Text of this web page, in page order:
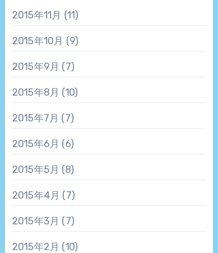
2015年11月 (11)
2015年10月 (9)
2015年9月 (7)
2015年8月 (10)
2015年7月 (7)
2015年6月 (6)
2015年5月 (8)
2015年4月 (7)
2015年3月 (7)
2015年2月 (10)